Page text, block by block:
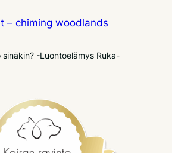
– chiming woodlands
sinäkin? -Luontoelämys Ruka-